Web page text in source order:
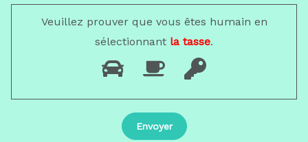
Veuillez prouver que vous êtes humain en
sélectionnant la tasse.